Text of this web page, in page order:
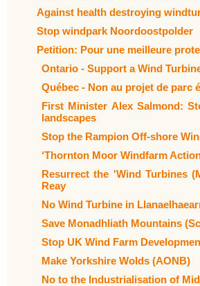
Against health destroying
Stop windpark Noordoostpolder
Petition: Pour une meilleure
Ontario - Support a Wind
Québec - Non au projet de parc
First Minister Alex Salmond:
landscapes
Stop the Rampion Off-shore
‘Thornton Moor Windfarm
Resurrect the 'Wind Turbines
Reay
No Wind Turbine in
Save Monadhliath Mountains
Stop UK Wind Farm
Make Yorkshire Wolds (AONB)
No to the Industrialisation of